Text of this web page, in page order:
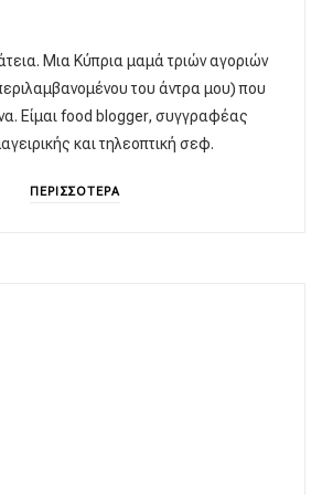
Μια Κύπρια μαμά τριών αγοριών
του άντρα μου) που
Είμαι food blogger, συγγραφέας
και τηλεοπτική σεφ.
ΠΕΡΙΣΣΟΤΕΡΑ